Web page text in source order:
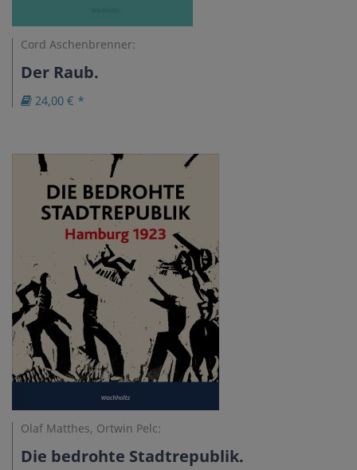
Cord Aschenbrenner:
Der Raub.
24,00 € *
Olaf Matthes, Ortwin Pelc:
Die bedrohte Stadtrepublik.